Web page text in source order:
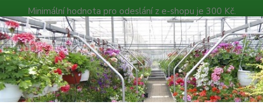
Minimální hodnota pro odeslání z e-shopu je 300 Kč.
můžete čekat nejpozději v následujícím týdnu po přijetí
Poradna Kontakty
Hledat